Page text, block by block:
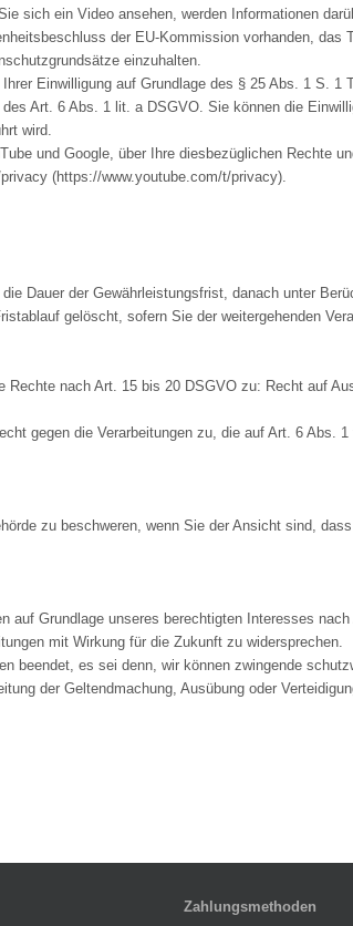
sich ein Video ansehen, werden Informationen
der EU-Kommission vorhanden,
einzuhalten.
Einwilligung auf Grundlage des § 25 Abs. 1 S.
Art. 6 Abs. 1 lit. a DSGVO. Sie können die
wird.
und Google, über Ihre diesbezüglichen Rechte
(https://www.youtube.com/t/privacy).
Dauer der Gewährleistungsfrist, danach unter
gelöscht, sofern Sie der weitergehenden
Rechte nach Art. 15 bis 20 DSGVO zu: Recht auf
gegen die Verarbeitungen zu, die auf Art. 6 Abs.
zu beschweren, wenn Sie der Ansicht sind,
auf Grundlage unseres berechtigten Interesses
mit Wirkung für die Zukunft zu widersprechen.
beendet, es sei denn, wir können zwingende
der Geltendmachung, Ausübung oder
Zahlungsmethoden